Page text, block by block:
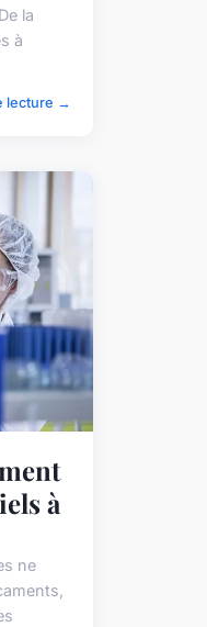
la
à
lecture →
à
ne